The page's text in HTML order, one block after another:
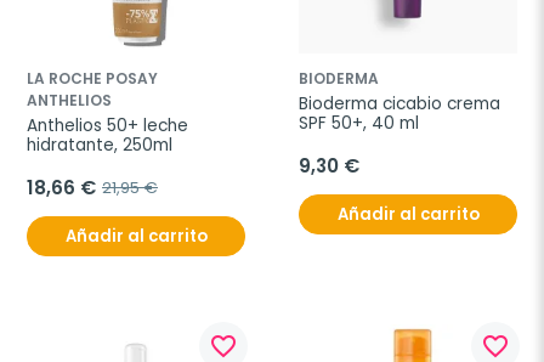
LA ROCHE POSAY
ANTHELIOS
Anthelios 50+ leche
hidratante, 250ml
18,66 € 21,95 €
Añadir al carrito
BIODERMA
Bioderma cicabio crema
SPF 50+, 40 ml
9,30 €
Añadir al carrito
favorite_border favorite_border